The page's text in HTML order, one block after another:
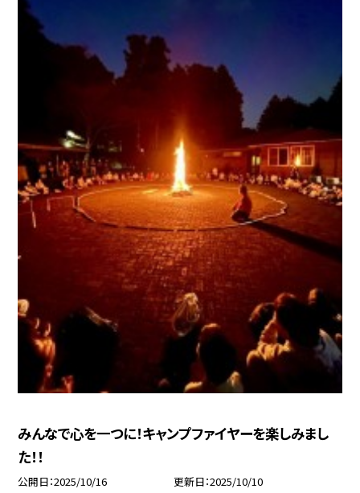
みんなで心を一つに！キャンプファイヤーを楽しみまし
た！！
公開日 2025/10/16 更新日 2025/10/10